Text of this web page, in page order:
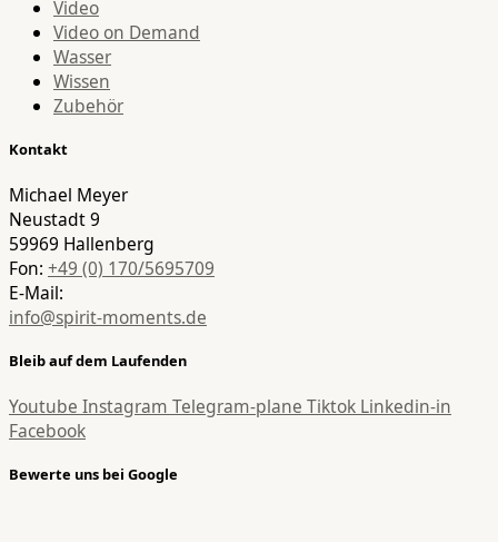
Video
Video on Demand
Wasser
Wissen
Zubehör
Kontakt
Michael Meyer
Neustadt 9
59969 Hallenberg
Fon: +49 (0) 170/5695709
E-Mail:
info@spirit-moments.de
Bleib auf dem Laufenden
Youtube Instagram Telegram-plane Tiktok Linkedin-in
Facebook
Bewerte uns bei Google